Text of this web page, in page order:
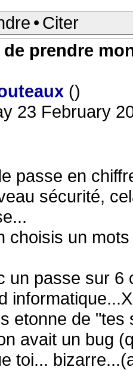
• Citer
prendre
()
23 February
passe en
sécurité,
choisis un
un passe sur 6
etonne de
avait un bug
toi...